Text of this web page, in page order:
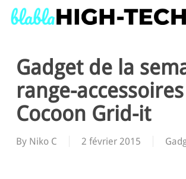
Skip
Gadget de la
range-accessoires
Cocoon Grid-it
By Niko C 2 février 2015